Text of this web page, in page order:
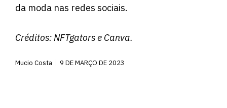
da moda nas redes sociais.
Créditos:NFTgatorse Canva.
Mucio Costa 9 DE MARÇO DE 2023